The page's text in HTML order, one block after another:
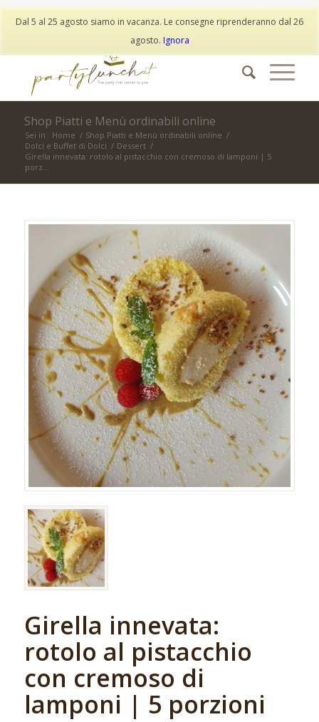
My Account
Wishlist
Shop Piatti e Menù ordinabili online
Sei in: Home / Shop Piatti e Menù ordinabili online /
Dolci e Buffet di Dolci / Dessert /
Girella innevata: rotolo al pistacchio con cremoso di lamponi | 5
porz...
Girella innevata:
rotolo al pistacchio
con cremoso di
lamponi | 5 porzioni
Dal 5 al 25 agosto siamo in vacanza. Le consegne riprenderanno dal 26
agosto. Ignora